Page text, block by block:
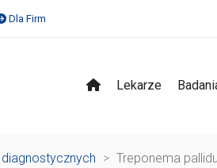
Dla Firm
Lekarze
> Treponema